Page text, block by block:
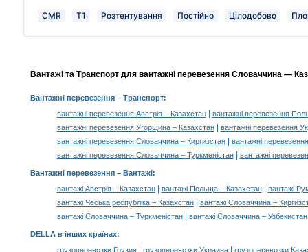
CMR T1 Розтентування Постійно Цілодобово
Вантажі та Транспорт для вантажні перевезення Словаччина —
Вантажні перевезення– Транспорт:
вантажні перевезення Австрія – Казахстан|
вантажні перевезення
вантажні перевезення Угорщина – Казахстан|
вантажні перевезення
вантажні перевезення Словаччина – Киргизстан|
вантажні
вантажні перевезення Словаччина – Туркменістан| вантажні
Вантажні перевезення – Вантажі:
вантажі Австрія – Казахстан| вантажі Польща – Казахстан|
вантажі
вантажі Чеська республіка – Казахстан|
вантажі Словаччина –
вантажі Словаччина – Туркменістан| вантажі Словаччина – Узбекистан
DELLA в інших країнах:
грузоперевозки Грузия| грузоперевозки Украина|
грузоперевозки